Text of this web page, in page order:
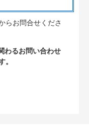
らお問合せくださ
わるお問い合わせ
。